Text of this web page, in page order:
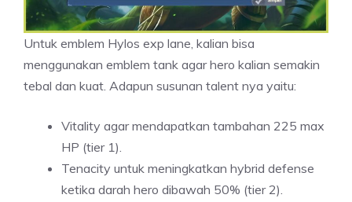
Untuk emblem Hylos exp lane, kalian bisa
menggunakan emblem tank agar hero kalian semakin
tebal dan kuat. Adapun susunan talent nya yaitu:
Vitality agar mendapatkan tambahan 225 max
HP (tier 1).
Tenacity untuk meningkatkan hybrid defense
ketika darah hero dibawah 50% (tier 2).